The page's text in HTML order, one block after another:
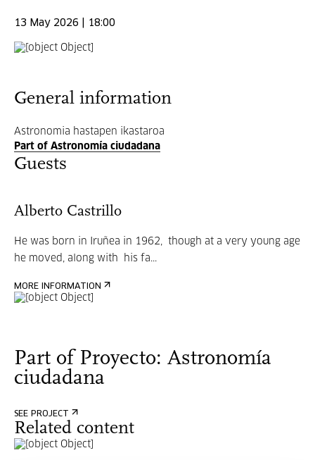
13 May 2026 | 18:00
General information
Astronomia hastapen ikastaroa
Part of Astronomía ciudadana
Guests
Alberto Castrillo
He was born in Iruñea in 1962, though at a very young age
he moved, along with his fa...
MORE INFORMATION
Part of Proyecto: Astronomía
ciudadana
SEE PROJECT
Related content